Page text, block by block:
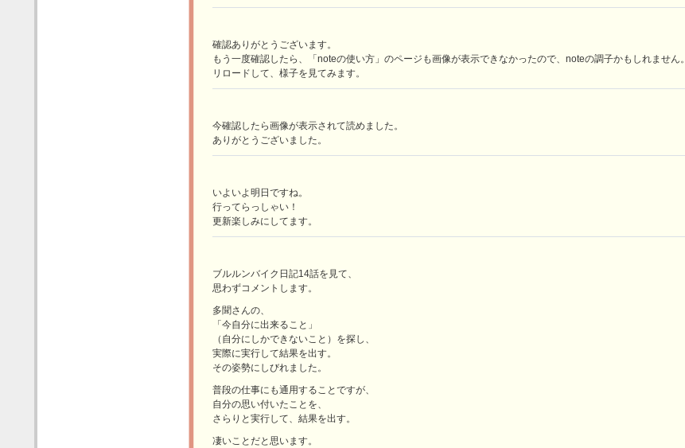
確認ありがとうございます。
もう一度確認したら、「noteの使い方」のページも画像が表示できなかったので、noteの調子かもしれません。
リロードして、様子を見てみます。
今確認したら画像が表示されて読めました。
ありがとうございました。
いよいよ明日ですね。
行ってらっしゃい！
更新楽しみにしてます。
ブルルンバイク日記14話を見て、
思わずコメントします。
多聞さんの、
「今自分に出来ること」
（自分にしかできないこと）を探し、
実際に実行して結果を出す。
その姿勢にしびれました。
普段の仕事にも通用することですが、
自分の思い付いたことを、
さらりと実行して、結果を出す。
凄いことだと思います。